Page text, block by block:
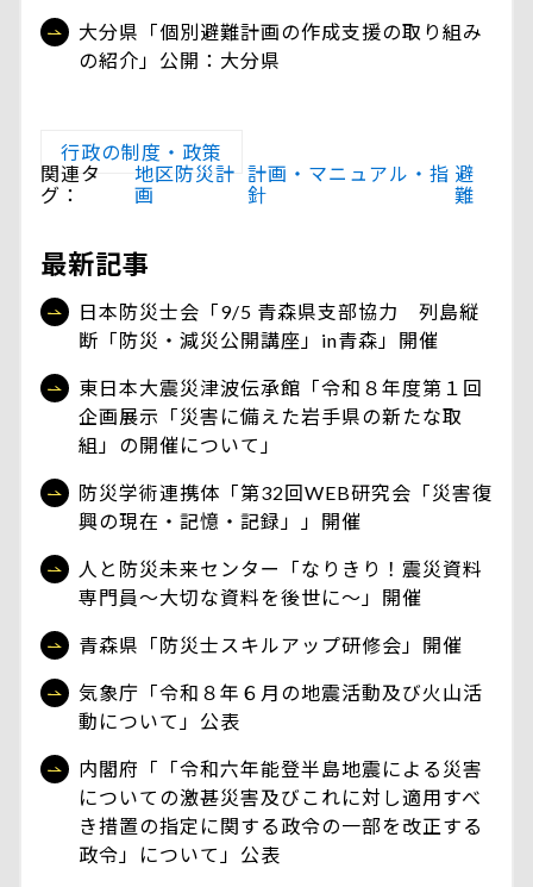
大分県「個別避難計画の作成支援の取り組み
の紹介」公開：大分県
行政の制度・政策
関連タ
グ：
地区防災計
画
計画・マニュアル・指
針
避
難
最新記事
日本防災士会「9/5 青森県支部協力 列島縦
断「防災・減災公開講座」in青森」開催
東日本大震災津波伝承館「令和８年度第１回
企画展示「災害に備えた岩手県の新たな取
組」の開催について」
防災学術連携体「第32回WEB研究会「災害復
興の現在・記憶・記録」」開催
人と防災未来センター「なりきり！震災資料
専門員～大切な資料を後世に～」開催
青森県「防災士スキルアップ研修会」開催
気象庁「令和８年６月の地震活動及び火山活
動について」公表
内閣府「「令和六年能登半島地震による災害
についての激甚災害及びこれに対し適用すべ
き措置の指定に関する政令の一部を改正する
政令」について」公表